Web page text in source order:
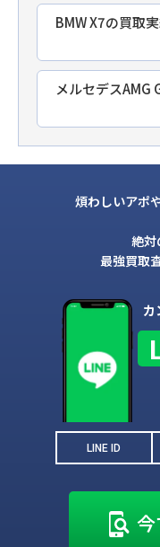
BMW X7の買取
メルセデスAMG
煩わしいアポ
絶対
最強買取
カ
LINE ID